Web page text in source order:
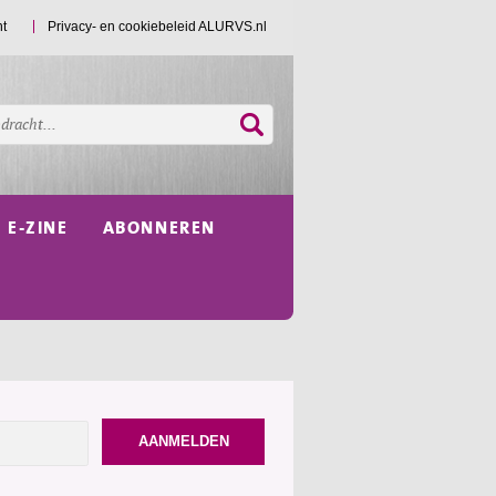
Privacy- en cookiebeleid ALURVS.nl
E-ZINE ABONNEREN